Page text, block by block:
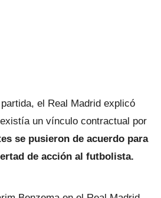
el Real Madrid explicó
un vínculo contractual por
se pusieron de acuerdo para
de acción al futbolista.